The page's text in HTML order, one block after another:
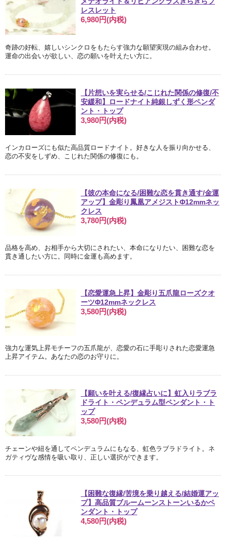
レスレット
6,980円(内税)
奇跡の好転、嬉しいシンクロをもたらす強力な願望実現の組み合わせ。
運命の出会いが欲しい、恋の願いを叶えたい方に。
【片想いを実らせる/こじれた関係の修復/不
安緩和】ロードナイト純銀しずく形ペンダ
ント・トップ
3,980円(内税)
インカローズにも似た高品質ロードナイト。好きな人を振り向かせる、
恋の不安をしずめ、こじれた関係の修復にも。
【彼の本命になる/困難な恋を貫き通す/金運
アップ】金彫り鳳凰アメジストΦ12mmネッ
クレス
3,780円(内税)
品格を高め、お相手から大切にされたい、本命になりたい、困難な恋を
貫き通したい方に。同時に金運も高めます。
【恋愛運急上昇】金彫り五爪龍ローズクオ
ーツΦ12mmネックレス
3,580円(内税)
強力な運気上昇モチーフの五爪龍が、恋愛の石に手彫りされた恋愛運急
上昇アイテム。あなたの恋のお守りに。
【願いを叶える/復縁占いに】虹入りラブラ
ドライト・ペンデュラム型ペンダント・ト
ップ
3,580円(内税)
チェーンや紐を通してペンデュラムにもなる、虹色ラブラドライト。ネ
ガティヴな感情を吸い取り、正しい選択ができます。
【困難な復縁/苦境を乗り越える/結婚運アッ
プ】高品質ブルームーンストーンいるかペ
ンダント・トップ
4,580円(内税)